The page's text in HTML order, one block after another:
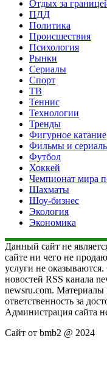
Отдых за
ПДД
Политика
Происшествия
Психология
Рынки
Сериалы
Спорт
ТВ
Теннис
Технологии
Тренды
Фигурное катание
Фильмы и
Футбол
Хоккей
Чемпионат мира
Шахматы
Шоу-бизнес
Экология
Экономика
Данный сайт не
сайте ни чего не
услуги не оказываются.
новостей RSS канала
newsru.com. Материалы
ответственность за
Администрация сайта
Сайт от bmb2 @ 2024